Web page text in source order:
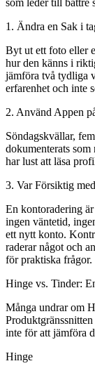
1. Ändra en Sak i
Byt ut ett foto eller
hur den känns i
jämföra två tydliga
erfarenhet och inte
2. Använd Appen
Söndagskvällar,
dokumenterats
har lust att läsa
3. Var Försiktig
En kontoradering
ingen väntetid,
ett nytt konto.
raderar något och
för praktiska frågor.
Hinge vs. Tinder:
Många undrar om
inte för att jämföra
Hinge